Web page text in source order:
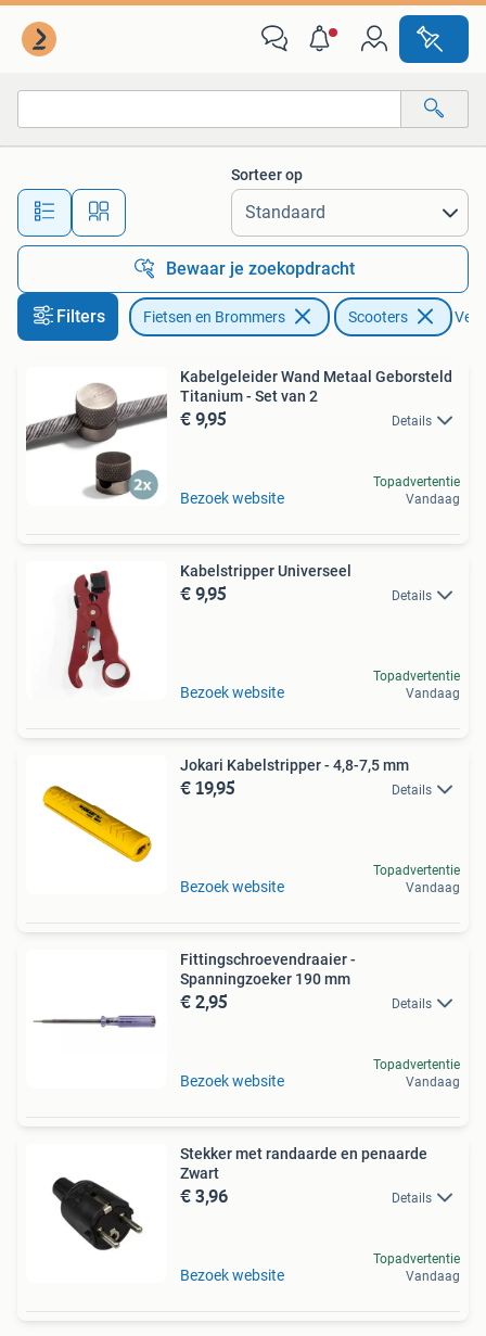
Alle afstanden…
Sorteer op
Bewaar je zoekopdracht
Filters Fietsen en Brommers Scooters
Kabelgeleider Wand Metaal Geborsteld
Titanium - Set van 2
€ 9,95 Details
Bezoek website
Topadvertentie
Vandaag
Kabelstripper Universeel
€ 9,95 Details
Bezoek website
Topadvertentie
Vandaag
Jokari Kabelstripper - 4,8-7,5 mm
€ 19,95 Details
Bezoek website
Topadvertentie
Vandaag
Fittingschroevendraaier -
Spanningzoeker 190 mm
€ 2,95 Details
Bezoek website
Topadvertentie
Vandaag
Stekker met randaarde en penaarde
Zwart
€ 3,96 Details
Bezoek website
Topadvertentie
Vandaag